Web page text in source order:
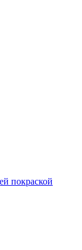
покраской